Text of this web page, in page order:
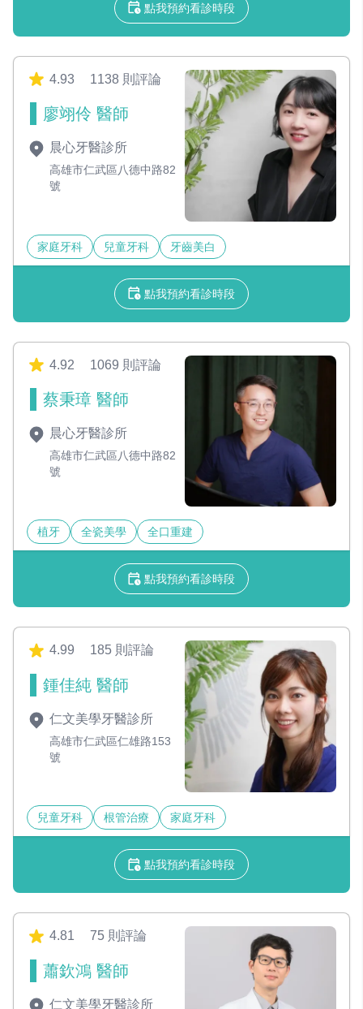
點我預約看診時段
4.93 1138 則評論
廖翊伶 醫師
晨心牙醫診所
高雄市仁武區八德中路82
號
家庭牙科 兒童牙科 牙齒美白
點我預約看診時段
4.92 1069 則評論
蔡秉璋 醫師
晨心牙醫診所
高雄市仁武區八德中路82
號
植牙 全瓷美學 全口重建
點我預約看診時段
4.99 185 則評論
鍾佳純 醫師
仁文美學牙醫診所
高雄市仁武區仁雄路153
號
兒童牙科 根管治療 家庭牙科
點我預約看診時段
4.81 75 則評論
蕭欽鴻 醫師
仁文美學牙醫診所